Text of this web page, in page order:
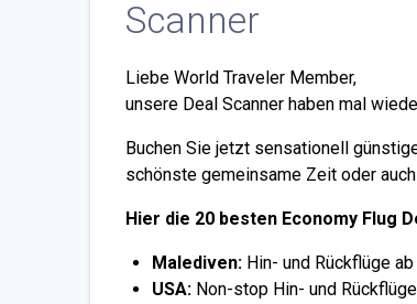
Scanner
Liebe World Traveler Member,
unsere Deal Scanner haben mal
Buchen Sie jetzt sensationell
schönste gemeinsame Zeit oder
Hier die 20 besten Economy Flug
Malediven: Hin- und Rückflüge
USA: Non-stop Hin- und